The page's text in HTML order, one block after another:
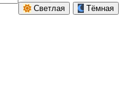
Светлая Тёмная